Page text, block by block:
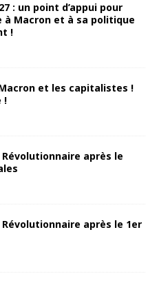
: un point d’appui pour
Macron et à sa politique
!
et les capitalistes !
!
après le
après le 1er